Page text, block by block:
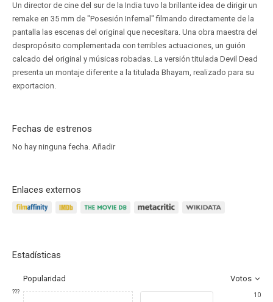
Un director de cine del sur de la India tuvo la brillante idea de dirigir un
remake en 35 mm de "Posesión Infernal" filmando directamente de la
pantalla las escenas del original que necesitara. Una obra maestra del
despropósito complementada con terribles actuaciones, un guión
calcado del original y músicas robadas. La versión titulada Devil Dead
presenta un montaje diferente a la titulada Bhayam, realizado para su
exportacion.
Fechas de estrenos
No hay ninguna fecha. Añadir
Enlaces externos
Estadísticas
Popularidad Votos
???
10